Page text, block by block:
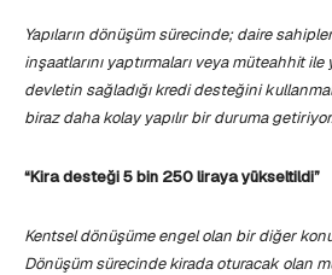
Yapıların dönüşüm sürecinde; daire
inşaatlarını yaptırmaları veyamüteahhit ile
devletin sağladığı kredi desteğini
biraz daha kolay yapılır bir duruma
“Kira desteği 5 bin 250 liraya yükseltildi”
Kentsel dönüşüme engel olan bir diğer
Dönüşüm sürecinde kirada oturacak olan